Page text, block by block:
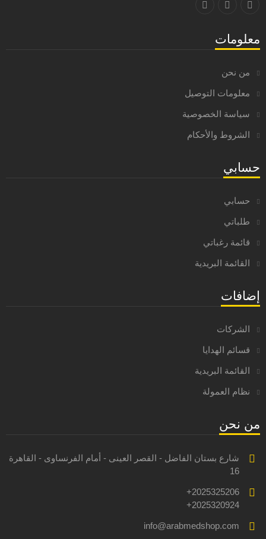
معلومات
من نحن
معلومات التوصيل
سياسة الخصوصية
الشروط والأحكام
حسابي
حسابي
طلباتي
قائمة رغباتي
القائمة البريدية
إضافات
الشركات
قسائم الهدايا
القائمة البريدية
نظام العمولة
من نحن
شارع بستان الفاضل - القصر العينى - أمام الفرنساوى - القاهرة
16
2025325206+
2025320924+
info@arabmedshop.com